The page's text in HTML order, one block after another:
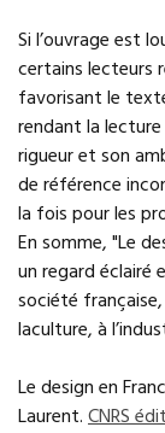
Si l’ouvrage est
certains lecteurs
favorisant le
rendant la
rigueur et son
de référence
la fois pour les
En somme, "Le
un regard éclairé
société
laculture, à
Le design en
Laurent.CNRS